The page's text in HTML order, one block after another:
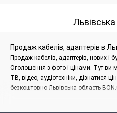
Продаж кабелів, адаптерів в
Продаж кабелів, адаптерів, нових і
Оголошення з фото і цінами. Тут ви
ТВ, відео, аудіотехніки, дізнатися
безкоштовно Львівська область